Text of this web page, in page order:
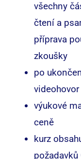
všechny
čtení a
příprava
zkoušky
po
výukové
ceně
kurz